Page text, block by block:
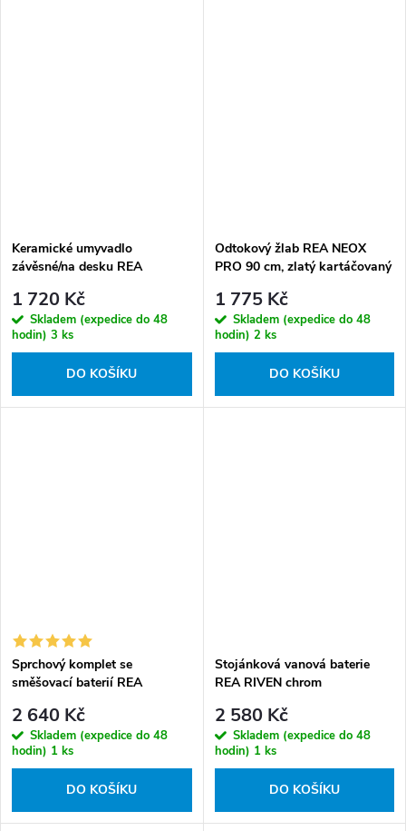
Keramické umyvadlo
závěsné/na desku REA
1 720 Kč
Skladem (expedice do 48
hodin) 3 ks
DO KOŠÍKU
Odtokový žlab REA NEOX
PRO 90 cm, zlatý kartáčovaný
1 775 Kč
Skladem (expedice do 48
hodin) 2 ks
DO KOŠÍKU
Sprchový komplet se
směšovací baterií REA
2 640 Kč
Skladem (expedice do 48
hodin) 1 ks
DO KOŠÍKU
Stojánková vanová baterie
REA RIVEN chrom
2 580 Kč
Skladem (expedice do 48
hodin) 1 ks
DO KOŠÍKU